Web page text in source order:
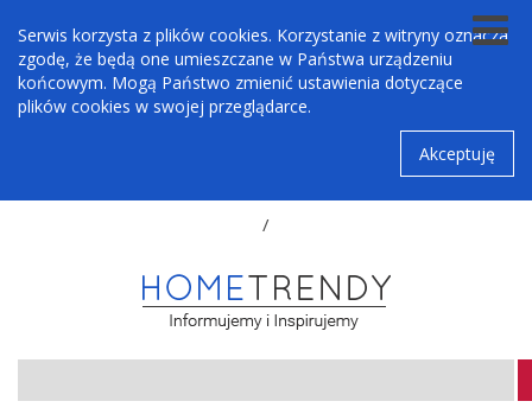
Serwis korzysta z plików cookies. Korzystanie z witryny oznacza
zgodę, że będą one umieszczane w Państwa urządzeniu
końcowym. Mogą Państwo zmienić ustawienia dotyczące
plików cookies w swojej przeglądarce.
Akceptuję
/